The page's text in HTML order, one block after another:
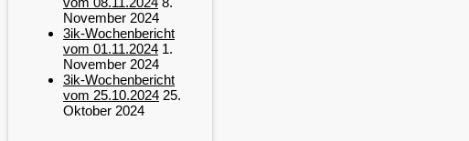
November 2024
3ik-Wochenbericht
vom 01.11.2024 1.
November 2024
3ik-Wochenbericht
vom 25.10.2024 25.
Oktober 2024